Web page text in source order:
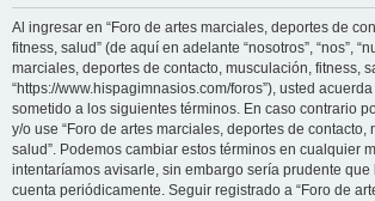
Al ingresar en “Foro de artes marciales, deportes de
fitness, salud” (de aquí en adelante “nosotros”, “nos”,
marciales, deportes de contacto, musculación, fitness,
“https://www.hispagimnasios.com/foros”), usted
sometido a los siguientes términos. En caso contrario
y/o use “Foro de artes marciales, deportes de contacto,
salud”. Podemos cambiar estos términos en cualquier
intentaríamos avisarle, sin embargo sería prudente que
cuenta periódicamente. Seguir registrado a “Foro de